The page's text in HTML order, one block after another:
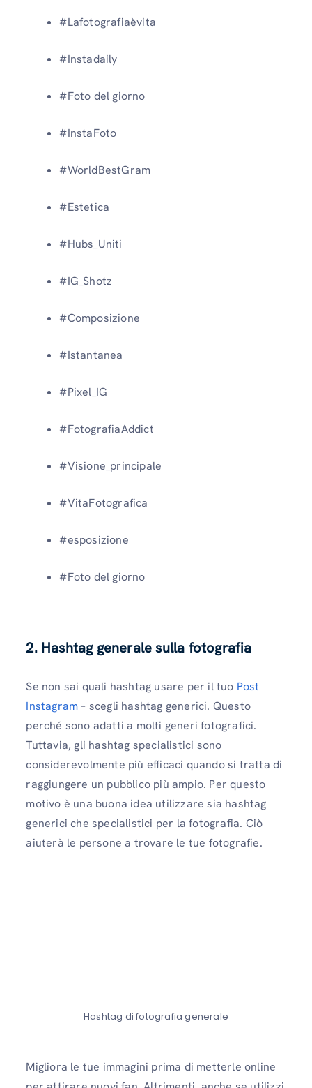
#Lafotografiaèvita
#Instadaily
#Foto del giorno
#InstaFoto
#WorldBestGram
#Estetica
#Hubs_Uniti
#IG_Shotz
#Composizione
#Istantanea
#Pixel_IG
#FotografiaAddict
#Visione_principale
#VitaFotografica
#esposizione
#Foto del giorno
2. Hashtag generale sulla fotografia
Se non sai quali hashtag usare per il tuo Post
Instagram– scegli hashtag generici. Questo
perché sono adatti a molti generi fotografici.
Tuttavia, gli hashtag specialistici sono
considerevolmente più efficaci quando si tratta di
raggiungere un pubblico più ampio. Per questo
motivo è una buona idea utilizzare sia hashtag
generici che specialistici per la fotografia. Ciò
aiuterà le persone a trovare le tue fotografie.
Hashtag di fotografia generale
Migliora le tue immagini prima di metterle online